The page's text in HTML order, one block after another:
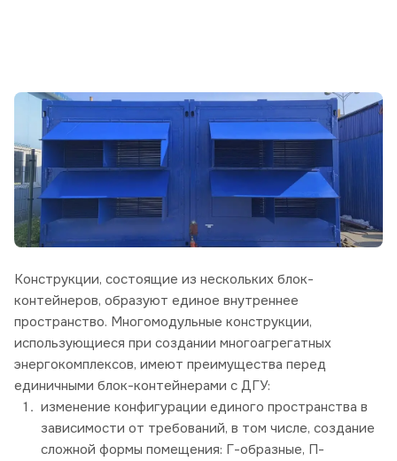
Конструкции, состоящие из нескольких блок-
контейнеров, образуют единое внутреннее
пространство. Многомодульные конструкции,
использующиеся при создании многоагрегатных
энергокомплексов, имеют преимущества перед
единичными блок-контейнерами с ДГУ:
изменение конфигурации единого пространства в
зависимости от требований, в том числе, создание
сложной формы помещения: Г-образные, П-